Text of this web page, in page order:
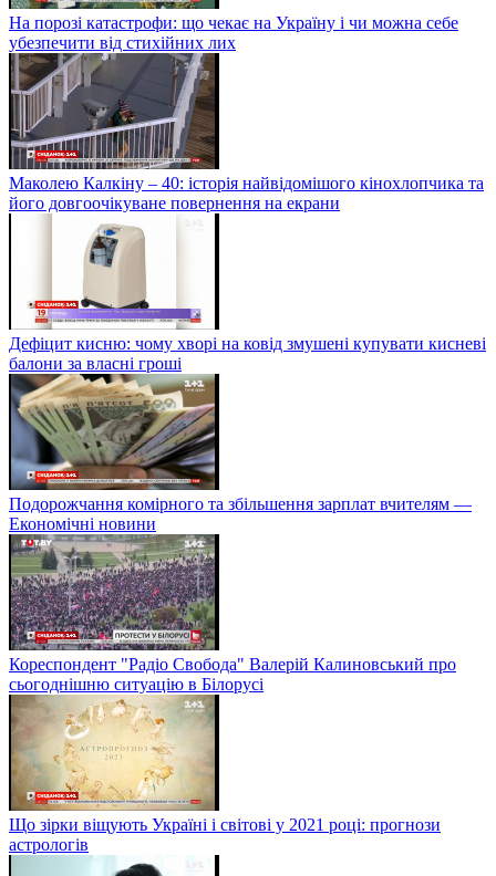
На порозі катастрофи: що чекає на Україну і чи можна себе
убезпечити від стихійних лих
Маколею Калкіну – 40: історія найвідомішого кінохлопчика та
його довгоочікуване повернення на екрани
Дефіцит кисню: чому хворі на ковід змушені купувати кисневі
балони за власні гроші
Подорожчання комірного та збільшення зарплат вчителям —
Економічні новини
Кореспондент "Радіо Свобода" Валерій Калиновський про
сьогоднішню ситуацію в Білорусі
Що зірки віщують Україні і світові у 2021 році: прогнози
астрологів